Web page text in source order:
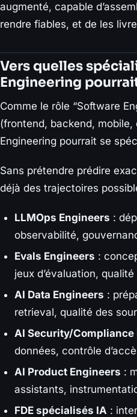
augmenté, capable
rendre fiables, et de les
Vers quelles
Engineering
Comme le rôle “Software
(frontend, backend, mobile,
Engineering pourrait se
Sans prétendre prédire
déjà des trajectoires
LLMOps Engineers :
observabilité,
Evals Engineers :
jeux d’évaluation,
AI Data Engineers :
retrieval, qualité des
AI Security/Compliance
données, contrôle
AI Product Engineers :
assistants,
FDE spécialisés IA :